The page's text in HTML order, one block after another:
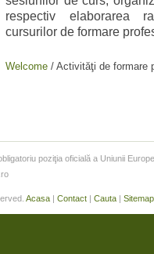
respectiv elaborarea
cursurilor de formare
Welcome / Activităţi de formare
poziţia oficială a Uniunii
Acasa | Contact | Cauta | Sitemap